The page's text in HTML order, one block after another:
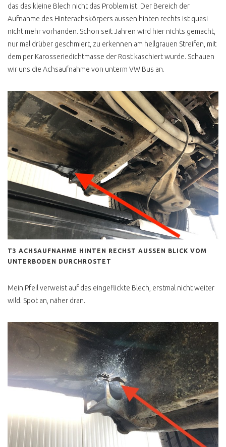
TECHNIK AHH JETZT JA
KLIMAANLAGE
SYNCRO OHNE SPERREN
IST KEIN SYNCRO
SYNCRO HÖHER
VERGLEICH T3 T4
ZAHNRIEMEN ERNEUERN
UMRÜSTUNG AUF
GASBETRIEB
COMFORT KOMMT VOR
AUTOMATIKGETRIEBE
IST VW BUS FAHREN
LUXUS?
UMWELTZONE
UMWELTPRÄMIE
VOLKSWAGEN
VW BUS KM STAND
DIEBSTAHLSICHERUNG
GESTOHLEN
NACH DEM DIEBSTAHL
das das kleine Blech nicht das Problem ist. Der Bereich der
Aufnahme des Hinterachskörpers aussen hinten rechts ist quasi
nicht mehr vorhanden. Schon seit Jahren wird hier nichts gemacht,
nur mal drüber geschmiert, zu erkennen am hellgrauen Streifen, mit
dem per Karosseriedichtmasse der Rost kaschiert wurde. Schauen
wir uns die Achsaufnahme von unterm VW Bus an.
T3 ACHSAUFNAHME HINTEN RECHST AUSSEN BLICK VOM
UNTERBODEN DURCHROSTET
Mein Pfeil verweist auf das eingeflickte Blech, erstmal nicht weiter
wild. Spot an, näher dran.